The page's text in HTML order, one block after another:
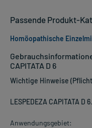
CAPITATA D 6
Wichtige Hinweise
LESPEDEZA CAPITATA D 6.
Anwendungsgebiet:
Passende Produkt-
Homöopathische